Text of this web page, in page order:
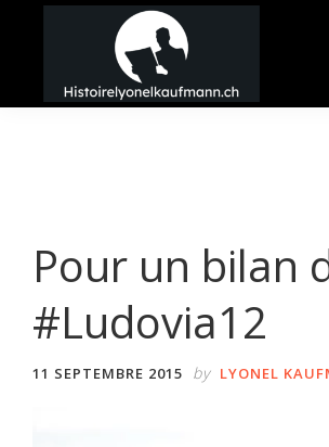
principal
barreHistoire
Pour un bilan
#Ludovia12
11 SEPTEMBRE 2015 by LYONEL